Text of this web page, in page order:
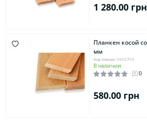
1 280.00 грн
Планкен косой
мм
Код товара: 9992795
В наличии
0
580.00 грн